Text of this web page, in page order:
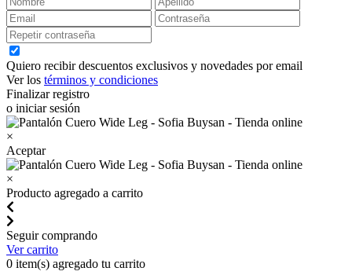
Quiero recibir descuentos exclusivos y novedades por email
Ver los términos y condiciones
Finalizar registro
o iniciar sesión
×
Aceptar
×
Producto agregado a carrito
Seguir comprando
Ver carrito
0 item(s) agregado tu carrito